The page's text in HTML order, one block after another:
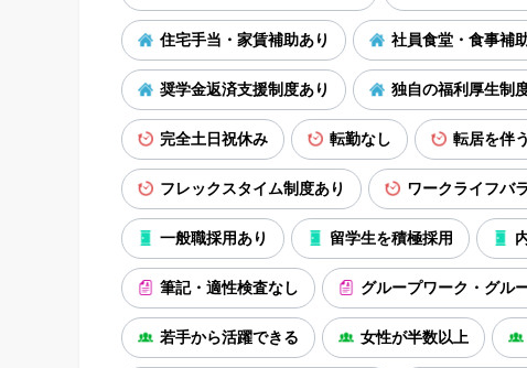
住宅手当・家賃補助あり 社員食堂・食事補
奨学金返済支援制度あり 独自の福利厚生制
完全土日祝休み 転勤なし 転居を伴
フレックスタイム制度あり ワークライフバ
一般職採用あり 留学生を積極採用
筆記・適性検査なし グループワーク・グル
若手から活躍できる 女性が半数以上